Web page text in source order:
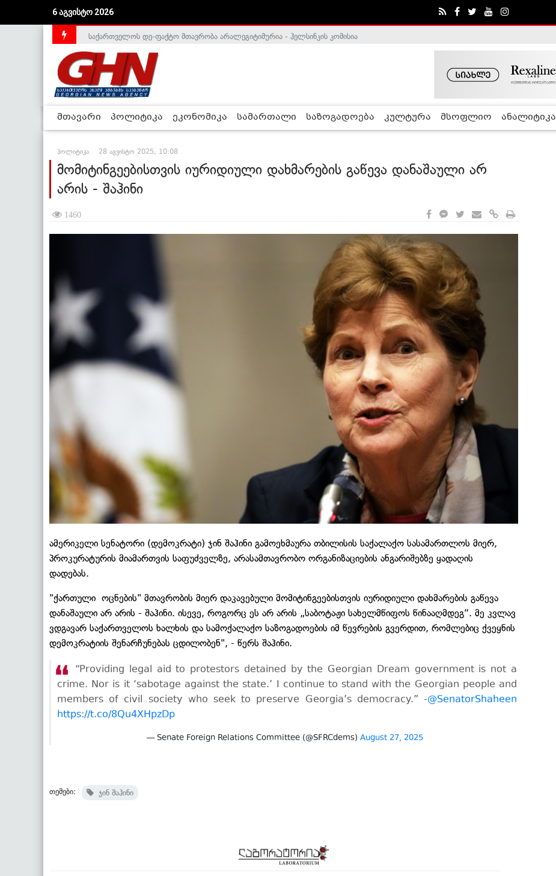
6 აგვისტო 2026
საქართველოს დე-ფაქტო მთავრობა არალეგიტიმურია - ჰელსინკის კომისია
მთავარი პოლიტიკა ეკონომიკა სამართალი საზოგადოება კულტურა მსოფლიო ანალიტიკა
პოლიტიკა 28 აგვისტო 2025, 10:08
მომიტინგეებისთვის იურიდიული დახმარების გაწევა დანაშაული არ
არის - შაჰინი
1460
ამერიკელი სენატორი (დემოკრატი) ჯინ შაჰინი გამოეხმაურა თბილისის საქალაქო სასამართლოს მიერ,
პროკურატურის მიამართვის საფუძველზე, არასამთავრობო ორგანიზაციების ანგარიშებზე ყადაღის
დადებას.
"ქართული ოცნების" მთავრობის მიერ დაკავებული მომიტინგეებისთვის იურიდიული დახმარების გაწევა
დანაშაული არ არის - შაჰინი. ისევე, როგორც ეს არ არის „საბოტაჟი სახელმწიფოს წინააღმდეგ“. მე კვლავ
ვდგავარ საქართველოს ხალხის და სამოქალაქო საზოგადოების იმ წევრების გვერდით, რომლებიც ქვეყნის
დემოკრატიის შენარჩუნებას ცდილობენ", - წერს შაჰინი.
“Providing legal aid to protestors detained by the Georgian Dream government is not a
crime. Nor is it ‘sabotage against the state.’ I continue to stand with the Georgian people and
members of civil society who seek to preserve Georgia’s democracy.” -@SenatorShaheen
https://t.co/8Qu4XHpzDp
— Senate Foreign Relations Committee (@SFRCdems) August 27, 2025
თემები: ჯინ შაჰინი